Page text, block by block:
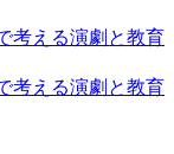
考える演劇と教育
考える演劇と教育